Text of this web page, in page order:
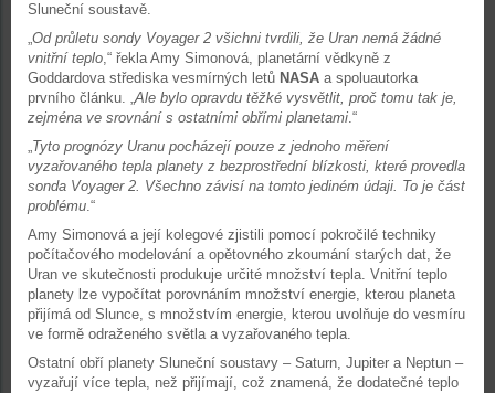
Sluneční soustavě.
„Od průletu sondy Voyager 2 všichni tvrdili, že Uran nemá žádné
vnitřní teplo,“ řekla Amy Simonová, planetární vědkyně z
Goddardova střediska vesmírných letů NASA a spoluautorka
prvního článku. „Ale bylo opravdu těžké vysvětlit, proč tomu tak je,
zejména ve srovnání s ostatními obřími planetami.“
„Tyto prognózy Uranu pocházejí pouze z jednoho měření
vyzařovaného tepla planety z bezprostřední blízkosti, které provedla
sonda Voyager 2. Všechno závisí na tomto jediném údaji. To je část
problému.“
Amy Simonová a její kolegové zjistili pomocí pokročilé techniky
počítačového modelování a opětovného zkoumání starých dat, že
Uran ve skutečnosti produkuje určité množství tepla. Vnitřní teplo
planety lze vypočítat porovnáním množství energie, kterou planeta
přijímá od Slunce, s množstvím energie, kterou uvolňuje do vesmíru
ve formě odraženého světla a vyzařovaného tepla.
Ostatní obří planety Sluneční soustavy – Saturn, Jupiter a Neptun –
vyzařují více tepla, než přijímají, což znamená, že dodatečné teplo